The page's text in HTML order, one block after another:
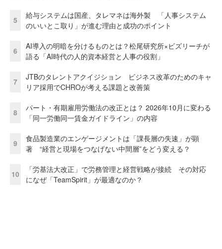
5
給与システムは国産、タレマネは海外製 「人事システム
のいいとこ取り」が進む理由と成功のポイント
6
AI導入の明暗を分けるものとは？松尾研究所×ビズリーチが
語る「AI時代の人的資本経営と人事の役割」
7
JTBのタレントアクイジション ビジネス改革のためのキャ
リア採用でCHROが考える課題と改善策
8
パート・有期雇用労働法の改正とは？ 2026年10月に変わる
「同一労働同一賃金ガイドライン」の内容
9
食品製造業のエンゲージメントは「課長層の失速」が顕
著 “経営と現場をつなげない中間層”をどう変える？
10
「労基法大改正」で労務管理と経営戦略が接続 その対応
になぜ「TeamSpirit」が最適なのか？